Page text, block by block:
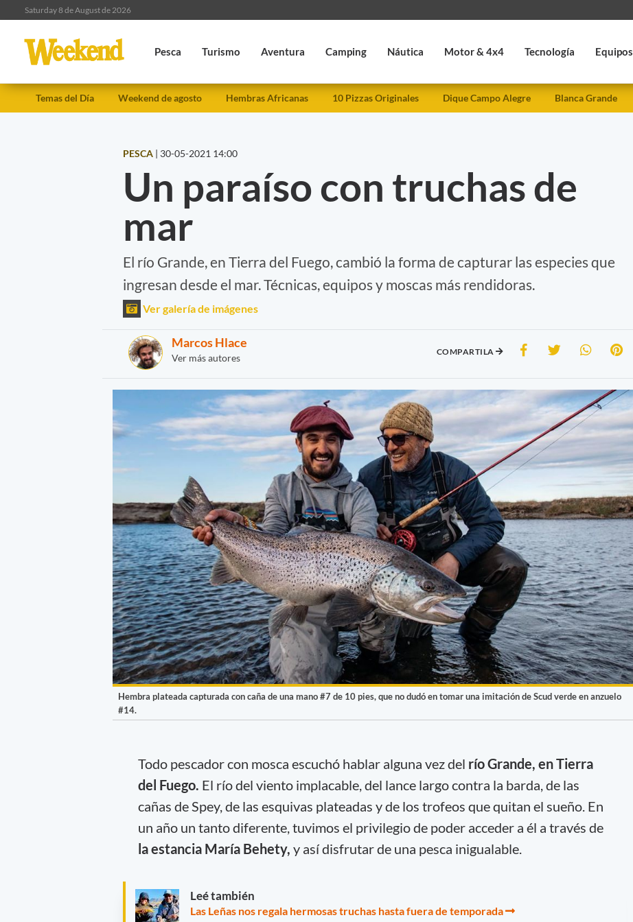
Saturday 8 de August de 2026
Pesca Turismo Aventura Camping Náutica Motor & 4x4 Tecnología Equipos
Temas del Día Weekend de agosto Hembras Africanas 10 Pizzas Originales Dique Campo Alegre Blanca Grande
PESCA | 30-05-2021 14:00
Un paraíso con truchas de
mar
El río Grande, en Tierra del Fuego, cambió la forma de capturar las especies que
ingresan desde el mar. Técnicas, equipos y moscas más rendidoras.
Ver galería de imágenes
Marcos Hlace
Ver más autores
COMPARTILA
Hembra plateada capturada con caña de una mano #7 de 10 pies, que no dudó en tomar una imitación de Scud verde en anzuelo
#14.
Todo pescador con mosca escuchó hablar alguna vez del río Grande, en Tierra
del Fuego. El río del viento implacable, del lance largo contra la barda, de las
cañas de Spey, de las esquivas plateadas y de los trofeos que quitan el sueño. En
un año un tanto diferente, tuvimos el privilegio de poder acceder a él a través de
la estancia María Behety, y así disfrutar de una pesca inigualable.
Leé también
Las Leñas nos regala hermosas truchas hasta fuera de temporada